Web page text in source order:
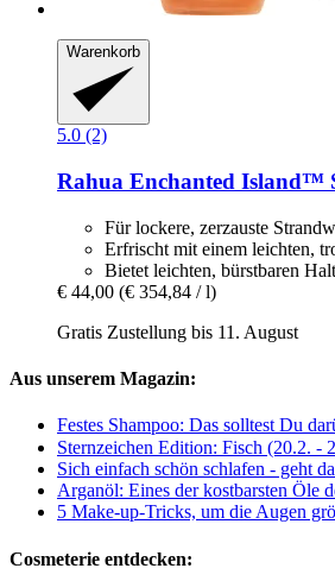
Warenkorb
5.0 (2)
Rahua Enchanted Island™
Für lockere, zerzauste
Erfrischt mit einem leichten,
Bietet leichten, bürstbaren Halt
€ 44,00 (€ 354,84 / l)
Gratis Zustellung bis 11. August
Aus unserem Magazin:
Festes Shampoo: Das solltest Du
Sternzeichen Edition: Fisch (20.2. -
Sich einfach schön schlafen - geht
Arganöl: Eines der kostbarsten Öle
5 Make-up-Tricks, um die Augen
Cosmeterie entdecken: